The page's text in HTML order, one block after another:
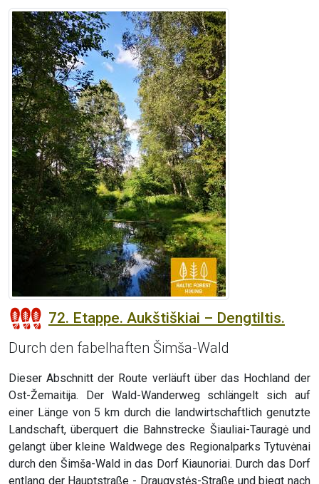
72. Etappe. Aukštiškiai – Dengtiltis.
Durch den fabelhaften Šimša-Wald
Dieser Abschnitt der Route verläuft über das Hochland der
Ost-Žemaitija. Der Wald-Wanderweg schlängelt sich auf
einer Länge von 5 km durch die landwirtschaftlich genutzte
Landschaft, überquert die Bahnstrecke Šiauliai-Tauragė und
gelangt über kleine Waldwege des Regionalparks Tytuvėnai
durch den Šimša-Wald in das Dorf Kiaunoriai. Durch das Dorf
entlang der Hauptstraße - Draugystės-Straße und biegt nach